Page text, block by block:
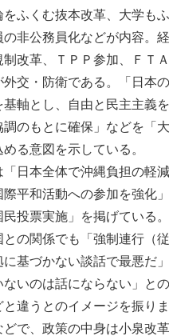
ふくむ抜本改革、大学も
非公務員化などが内容。
改革、ＴＰＰ参加、ＦＴ
交・防衛である。「日本
基軸とし、自由と民主主義
調のもとに確保」などを「
る意図を示している。
日本全体で沖縄負担の軽
際平和活動への参加を強化
投票実施」を掲げている。
の関係でも「強制連行（
に基づかない談話で最悪だ
いのは話にならない」と
違うとのイメージを振り
で、政策の中身は小泉改